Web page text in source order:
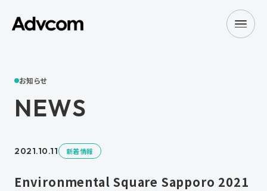
お知らせ
NEWS
2021.10.11 新着情報
Environmental Square Sapporo 2021